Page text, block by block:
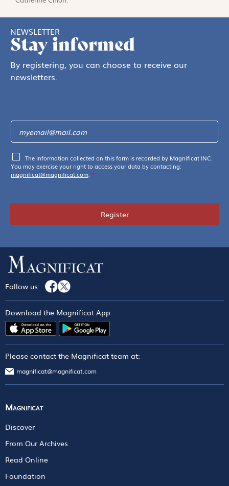
NEWSLETTER
Stay informed
By registering, you can choose to receive our
newsletters.
The information collected on this form is recorded by Magnificat INC.
You may exercise your right to access your data by contacting:
magnificat@magnificat.com. *
Register
Follow us:
Download the Magnificat App
Please contact the Magnificat team at:
magnificat@magnificat.com
Magnificat
Discover
From Our Archives
Read Online
Foundation